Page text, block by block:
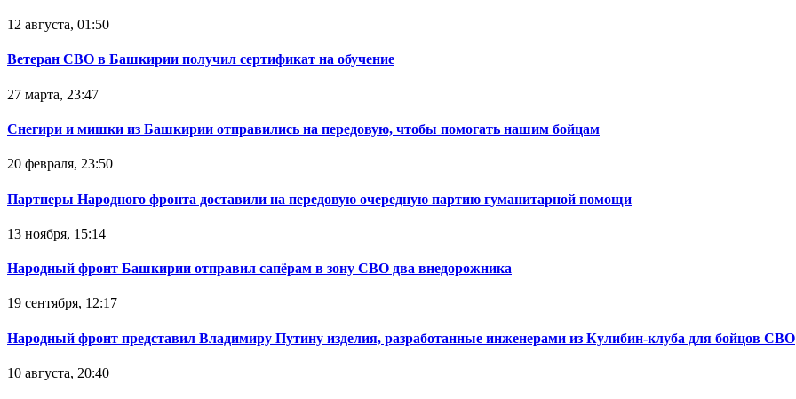
12 августа, 01:50
Ветеран СВО в Башкирии получил сертификат на обучение
27 марта, 23:47
Снегири и мишки из Башкирии отправились на передовую, чтобы помогать нашим бойцам
20 февраля, 23:50
Партнеры Народного фронта доставили на передовую очередную партию гуманитарной помощи
13 ноября, 15:14
Народный фронт Башкирии отправил сапёрам в зону СВО два внедорожника
19 сентября, 12:17
Народный фронт представил Владимиру Путину изделия, разработанные инженерами из Кулибин-клуба для бойцов СВО
10 августа, 20:40